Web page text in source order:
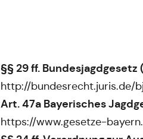
§§ 29 ff. Bundesjagdgesetz
http://bundesrecht.juris.de/
Art. 47a Bayerisches
https://www.gesetze-